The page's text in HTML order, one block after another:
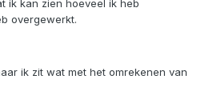
ik kan zien hoeveel ik heb
overgewerkt.
ik zit wat met het omrekenen van